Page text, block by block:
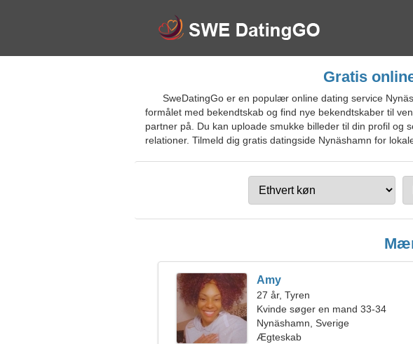
Gratis
SweDatingGo er en populær online dating service
formålet med bekendtskab og find nye bekendtskaber til
partner på. Du kan uploade smukke billeder til din profil
relationer. Tilmeld dig gratis datingside Nynäshamn for
Amy
27 år, Tyren
Kvinde søger en mand 33-34
Nynäshamn, Sverige
Ægteskab